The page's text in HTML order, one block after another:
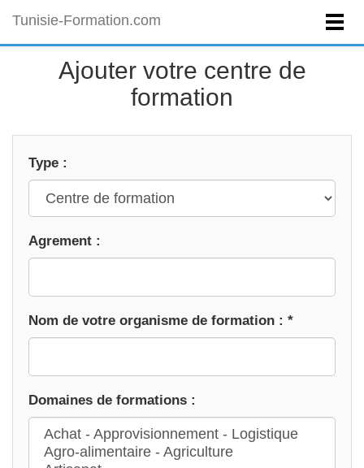
Tunisie-Formation.com
Ajouter votre centre de
formation
Type :
Agrement :
Nom de votre organisme de formation : *
Domaines de formations :